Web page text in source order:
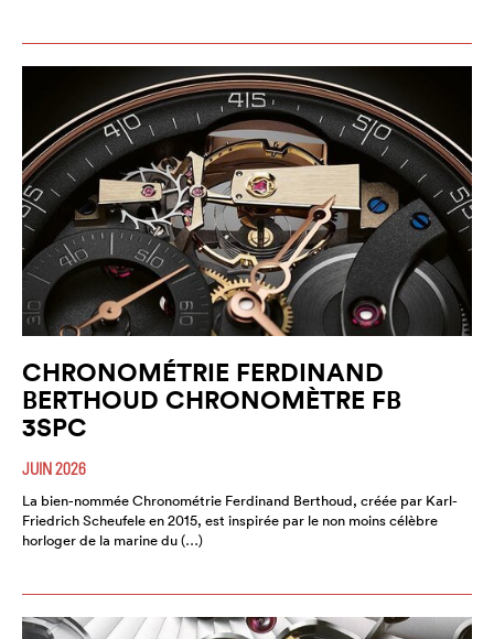
CHRONOMÉTRIE FERDINAND
BERTHOUD CHRONOMÈTRE FB
3SPC
JUIN 2026
La bien-nommée Chronométrie Ferdinand Berthoud, créée par Karl-
Friedrich Scheufele en 2015, est inspirée par le non moins célèbre
horloger de la marine du (…)